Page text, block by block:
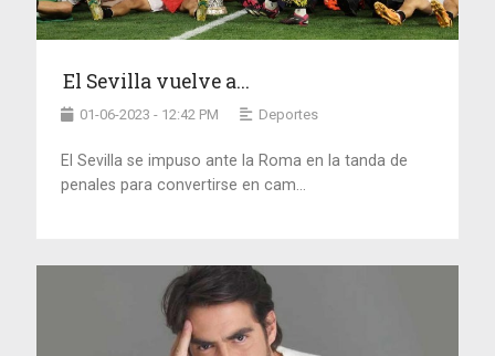
El Sevilla vuelve a...
01-06-2023 - 12:42 PM Deportes
El Sevilla se impuso ante la Roma en la tanda de
penales para convertirse en cam...